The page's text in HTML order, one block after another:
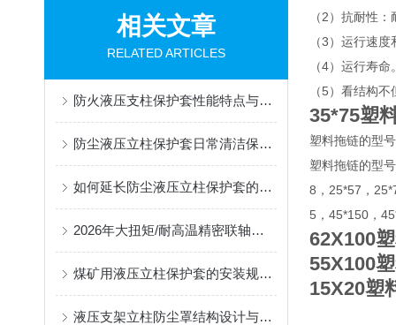
相关文章
RELATED ARTICLES
防火液压支柱保护套性能特点与阻燃防护应用
防尘液压立柱保护套日常清洁保养与更换规范
如何延长防尘液压立柱保护套的使用寿命？
2026年大扭矩/耐高温精密联轴器定制找哪家？能实现精准定制的优质厂家盘点
煤矿用液压立柱保护套的安装规范与使用寿命提升方案
液压支架立柱防尘罩结构设计与密封防护原理
（2）抗耐性
（3）运行速
（4）运行寿命
（5）看结构
35*75塑
塑料拖链的型
塑料拖链的型
8，25*57，
5，45*150，
62X100
55X100
15X20塑